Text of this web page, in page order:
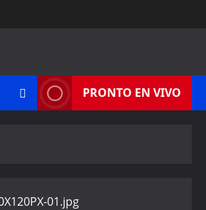
PRONTO EN VIVO